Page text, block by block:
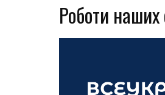
Роботи наших